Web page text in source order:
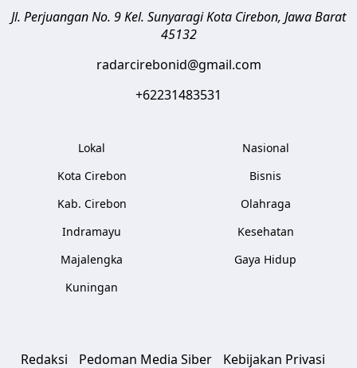
Jl. Perjuangan No. 9 Kel. SunyaragiKota Cirebon, Jawa Barat
45132
radarcirebonid@gmail.com
+62231483531
Lokal
Kota Cirebon
Kab. Cirebon
Indramayu
Majalengka
Kuningan
Nasional
Bisnis
Olahraga
Kesehatan
Gaya Hidup
Redaksi Pedoman Media Siber Kebijakan Privasi